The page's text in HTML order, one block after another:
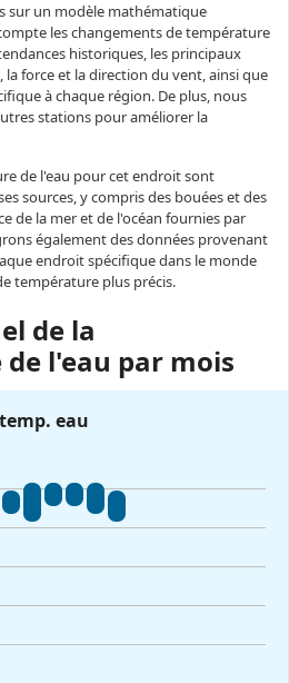
sur un modèle mathématique
les changements de température
historiques, les principaux
force et la direction du vent, ainsi que
à chaque région. De plus, nous
stations pour améliorer la
de l'eau pour cet endroit sont
sources, y compris des bouées et des
de la mer et de l'océan fournies par
également des données provenant
endroit spécifique dans le monde
température plus précis.
de la
l'eau par mois
eau